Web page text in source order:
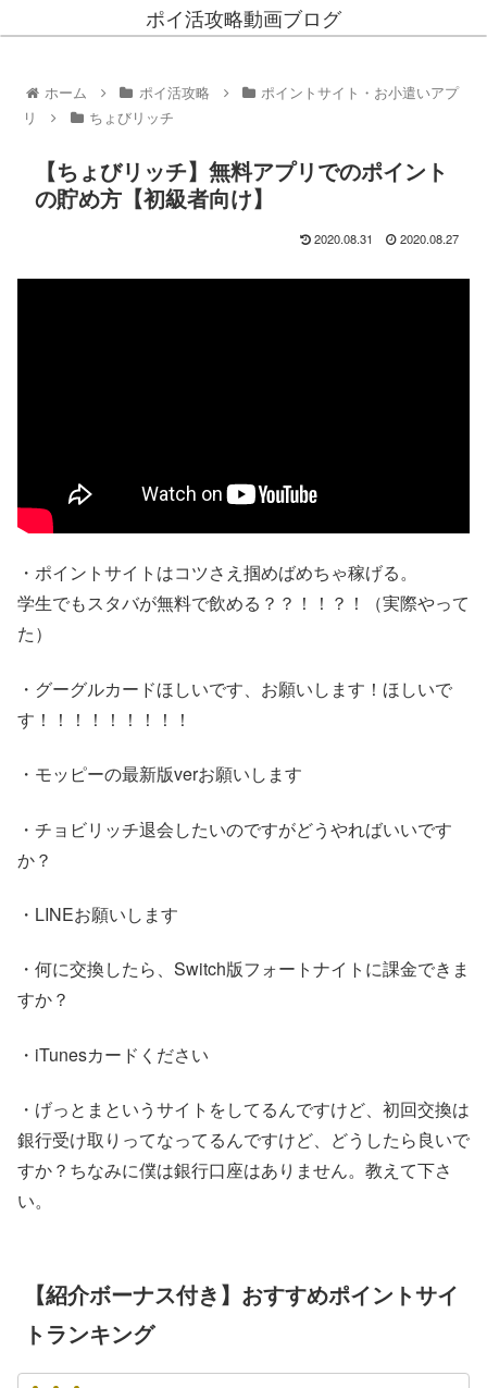
ポイ活攻略動画ブログ
ホーム ポイ活攻略
ポイントサイト・お小遣いアプ
リ
ちょびリッチ
【ちょびリッチ】無料アプリでのポイント
の貯め方【初級者向け】
2020.08.31 2020.08.27
・ポイントサイトはコツさえ掴めばめちゃ稼げる。
学生でもスタバが無料で飲める？？！！？！（実際やって
た）
・グーグルカードほしいです、お願いします！ほしいで
す！！！！！！！！！
・モッピーの最新版verお願いします
・チョビリッチ退会したいのですがどうやればいいです
か？
・LINEお願いします
・何に交換したら、Switch版フォートナイトに課金できま
すか？
・iTunesカードください
・げっとまというサイトをしてるんですけど、初回交換は
銀行受け取りってなってるんですけど、どうしたら良いで
すか？ちなみに僕は銀行口座はありません。教えて下さ
い。
【紹介ボーナス付き】おすすめポイントサイ
トランキング